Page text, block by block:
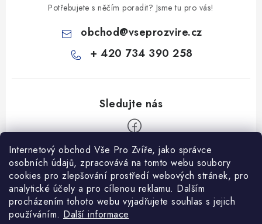
Internetový obchod Vše Pro Zvíře, jako správce
osobních údajů, zpracovává na tomto webu soubory
cookies pro zlepšování prostředí webových stránek, pro
analytické účely a pro cílenou reklamu. Dalším
procházením tohoto webu vyjadřujete souhlas s jejich
používáním. Další informace
Potřebujete s něčím poradit? Jsme tu pro vás!
obchod@vseprozvire.cz
+ 420 734 390 258
Informace pro Vás
Ceník dopravy